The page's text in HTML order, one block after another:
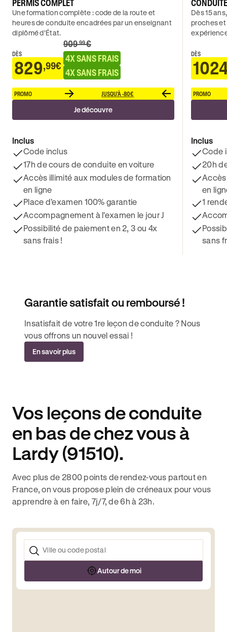
PERMIS COMPLET
Une formation complète : code de la route et
heures de conduite encadrées par un enseignant
diplômé d’État.
DÈS
829,99€
909.99€
4X SANS FRAIS
4X SANS FRAIS
PROMO JUSQU'À -80€
Je découvre
Inclus
Code inclus
17h de cours de conduite en voiture
Accès illimité aux modules de formation
en ligne
Place d’examen 100% garantie
Accompagnement à l'examen le jour J
Possibilité de paiement en 2, 3 ou 4x
sans frais !
Dès 15
proches
DÈS
PROMO
Inclus
Code
20h
en
1
sans
Garantie satisfait ou remboursé !
Insatisfait de votre 1re leçon de conduite ? Nous
vous offrons un nouvel essai !
En savoir plus
Vos leçons de conduite
en bas de chez vous à
Lardy (91510).
Avec plus de 2800 points de rendez-vous partout en
France, on vous propose plein de créneaux pour vous
apprendre à en faire, 7j/7, de 6h à 23h.
Autour de moi